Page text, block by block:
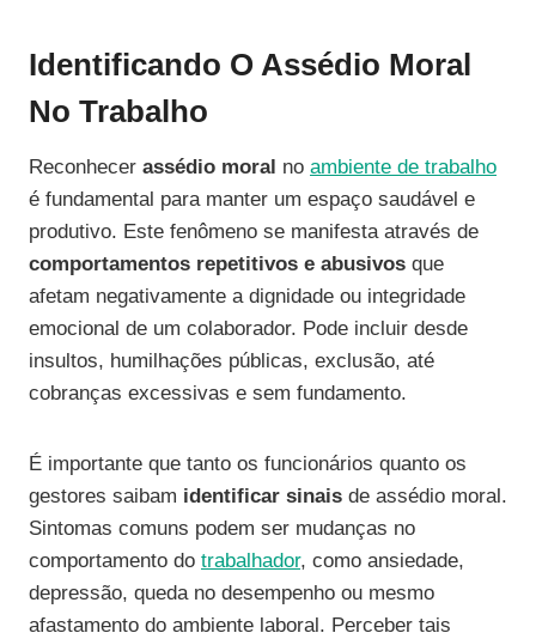
Identificando O Assédio Moral
No Trabalho
Reconhecer assédio moral no ambiente de trabalho
é fundamental para manter um espaço saudável e
produtivo. Este fenômeno se manifesta através de
comportamentos repetitivos e abusivos que
afetam negativamente a dignidade ou integridade
emocional de um colaborador. Pode incluir desde
insultos, humilhações públicas, exclusão, até
cobranças excessivas e sem fundamento.
É importante que tanto os funcionários quanto os
gestores saibam identificar sinais de assédio moral.
Sintomas comuns podem ser mudanças no
comportamento do trabalhador, como ansiedade,
depressão, queda no desempenho ou mesmo
afastamento do ambiente laboral. Perceber tais